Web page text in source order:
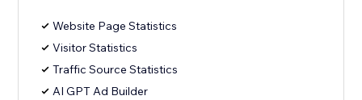
Website Page Statistics
Visitor Statistics
Traffic Source Statistics
AI GPT Ad Builder